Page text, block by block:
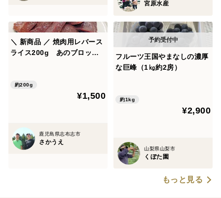
宮原水産
＼ 新商品 ／ 焼肉用レバース
ライス200g あのブロック
約200g
¥1,500
鹿児島県志布志市
さかうえ
フルーツ王国やまなしの濃厚
な巨峰（1㎏約2房）
約1kg
¥2,900
山梨県山梨市
くぼた園
もっと見る